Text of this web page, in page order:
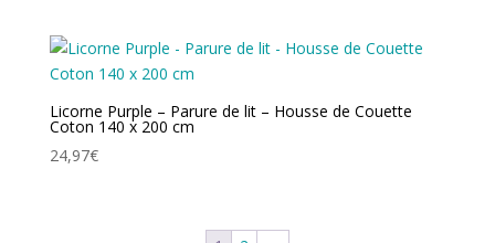
Licorne Purple – Parure de lit – Housse de Couette
Coton 140 x 200 cm
24,97€